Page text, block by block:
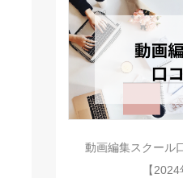
動画編集スクール
【